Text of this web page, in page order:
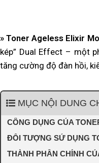
» Toner Ageless Elixir
kép” Dual Effect – một
tăng cường độ đàn hồi,
MỤC NỘI DUNG
CÔNG DỤNG CỦA
ĐỐI TƯỢNG SỬ DỤNG
THÀNH PHẦN CHÍNH